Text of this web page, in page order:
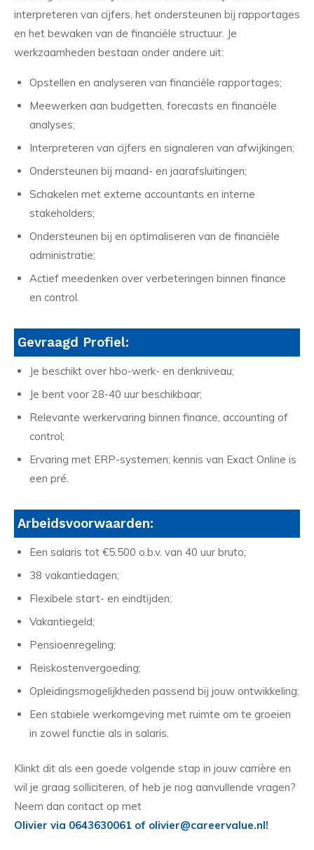
interpreteren van cijfers, het ondersteunen bij rapportages
en het bewaken van de financiële structuur. Je
werkzaamheden bestaan onder andere uit:
Opstellen en analyseren van financiële rapportages;
Meewerken aan budgetten, forecasts en financiële
analyses;
Interpreteren van cijfers en signaleren van afwijkingen;
Ondersteunen bij maand- en jaarafsluitingen;
Schakelen met externe accountants en interne
stakeholders;
Ondersteunen bij en optimaliseren van de financiële
administratie;
Actief meedenken over verbeteringen binnen finance
en control.
Gevraagd Profiel:
Je beschikt over hbo-werk- en denkniveau;
Je bent voor 28-40 uur beschikbaar;
Relevante werkervaring binnen finance, accounting of
control;
Ervaring met ERP-systemen; kennis van Exact Online is
een pré.
Arbeidsvoorwaarden:
Een salaris tot €5.500 o.b.v. van 40 uur bruto;
38 vakantiedagen;
Flexibele start- en eindtijden;
Vakantiegeld;
Pensioenregeling;
Reiskostenvergoeding;
Opleidingsmogelijkheden passend bij jouw ontwikkeling;
Een stabiele werkomgeving met ruimte om te groeien
in zowel functie als in salaris.
Klinkt dit als een goede volgende stap in jouw carrière en
wil je graag solliciteren, of heb je nog aanvullende vragen?
Neem dan contact op met
Olivier via 0643630061 of olivier@careervalue.nl!